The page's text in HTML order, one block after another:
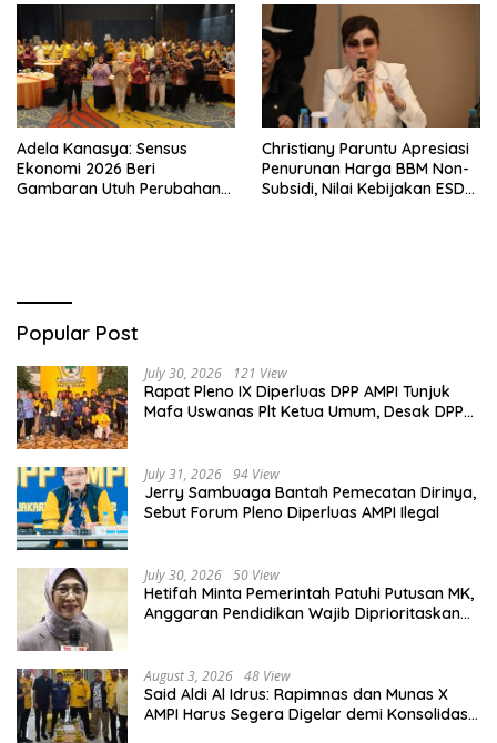
Adela Kanasya: Sensus
Ekonomi 2026 Beri
Gambaran Utuh Perubahan
Christiany Paruntu Apresiasi
Penurunan Harga BBM Non-
Subsidi, Nilai Kebijakan ESDM
Popular Post
July 30, 2026 121 View
Rapat Pleno IX Diperluas DPP AMPI Tunjuk
Mafa Uswanas Plt Ketua Umum, Desak DPP
July 31, 2026 94 View
Jerry Sambuaga Bantah Pemecatan Dirinya,
Sebut Forum Pleno Diperluas AMPI Ilegal
July 30, 2026 50 View
Hetifah Minta Pemerintah Patuhi Putusan MK,
Anggaran Pendidikan Wajib Diprioritaskan
August 3, 2026 48 View
Said Aldi Al Idrus: Rapimnas dan Munas X
AMPI Harus Segera Digelar demi Konsolidasi